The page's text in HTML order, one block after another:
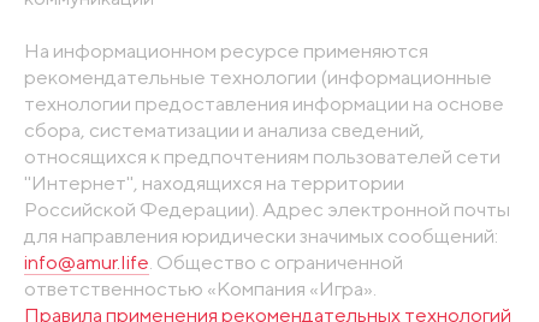
На информационном ресурсе применяются
рекомендательные технологии (информационные
технологии предоставления информации на основе
сбора, систематизации и анализа сведений,
относящихся к предпочтениям пользователей сети
"Интернет", находящихся на территории
Российской Федерации). Адрес электронной почты
для направления юридически значимых сообщений:
info@amur.life. Общество с ограниченной
ответственностью «Компания «Игра».
Правила применения рекомендательных технологий